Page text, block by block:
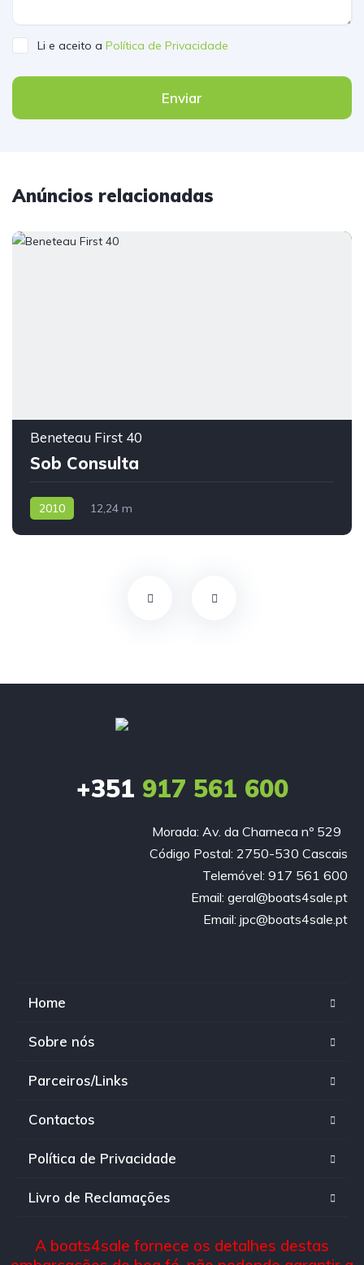
Li e aceito a Política de Privacidade
Enviar
Anúncios relacionadas
Beneteau First 40
Sob Consulta
2010 12,24 m
+351 917 561 600
Morada: Av. da Charneca nº 529
Código Postal: 2750-530 Cascais
Telemóvel: 917 561 600
Email: geral@boats4sale.pt
Email: jpc@boats4sale.pt
Home
Sobre nós
Parceiros/Links
Contactos
Política de Privacidade
Livro de Reclamações
A boats4sale fornece os detalhes destas